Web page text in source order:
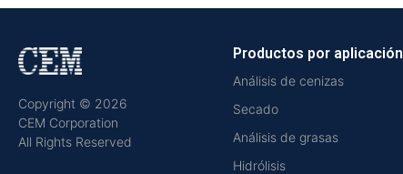
Copyright © 2026
CEM Corporation
All Rights Reserved
Productos por aplicación
Análisis de cenizas
Secado
Análisis de grasas
Hidrólisis